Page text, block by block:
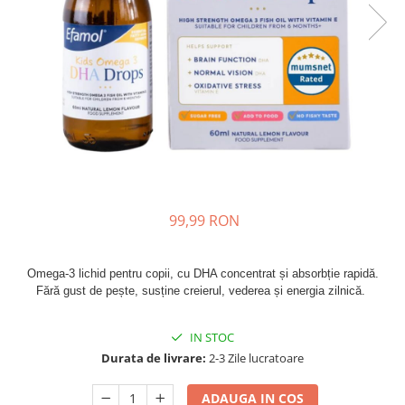
Piele, păr & unghii
Tranzit intestinal
Colesterol & tensiune
Sănătatea copiilor
Performanta sportiva
Îngrijirea Tenului
Creme de față
Creme cu SPF
Demachiante
Geluri de curățare
Ape micelare
Balsam buze
Îngrijirea Corpului
Colagen
Creatina
Curcumin (Turmeric)
Ginkgo biloba
Zinc Bisglicinat
99,99 RON
Omega-3 lichid pentru copii, cu DHA concentrat și absorbție rapidă.
Fără gust de pește, susține creierul, vederea și energia zilnică.
IN STOC
Durata de livrare: 2-3 Zile lucratoare
ADAUGA IN COS